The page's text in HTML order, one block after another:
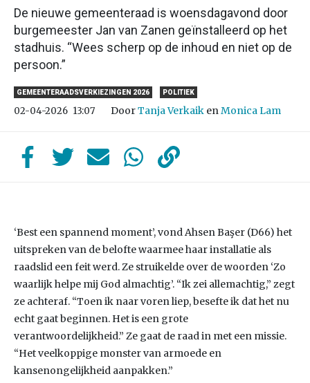
De nieuwe gemeenteraad is woensdagavond door
burgemeester Jan van Zanen geïnstalleerd op het
stadhuis. “Wees scherp op de inhoud en niet op de
persoon.”
GEMEENTERAADSVERKIEZINGEN 2026 POLITIEK
02-04-2026 13:07 DoorTanja Verkaik enMonica Lam
‘Best een spannend moment’, vond Ahsen Başer (D66) het
uitspreken van de belofte waarmee haar installatie als
raadslid een feit werd. Ze struikelde over de woorden ‘Zo
waarlijk helpe mij God almachtig’. “Ik zei allemachtig,” zegt
ze achteraf. “Toen ik naar voren liep, besefte ik dat het nu
echt gaat beginnen. Het is een grote
verantwoordelijkheid.” Ze gaat de raad in met een missie.
“Het veelkoppige monster van armoede en
kansenongelijkheid aanpakken.”